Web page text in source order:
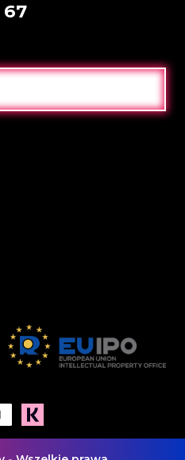
67